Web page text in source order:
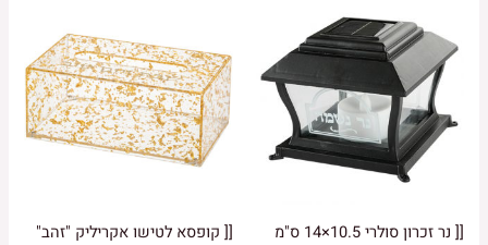
[[ נר זכרון סולרי 10.5×14 ס"מ
[[ קופסא לטישו אקריליק "זהב"